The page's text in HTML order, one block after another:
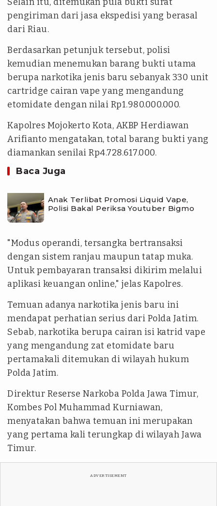
pengiriman dari jasa ekspedisi yang berasal
dari Riau.
Berdasarkan petunjuk tersebut, polisi
kemudian menemukan barang bukti utama
berupa narkotika jenis baru sebanyak 330 unit
cartridge cairan vape yang mengandung
etomidate dengan nilai Rp1.980.000.000.
Kapolres Mojokerto Kota, AKBP Herdiawan
Arifianto mengatakan, total barang bukti yang
diamankan senilai Rp4.728.617.000.
Baca Juga
Anak Terlibat Promosi Liquid Vape,
Polisi Bakal Periksa Youtuber Bigmo
"Modus operandi, tersangka bertransaksi
dengan sistem ranjau maupun tatap muka.
Untuk pembayaran transaksi dikirim melalui
aplikasi keuangan online," jelas Kapolres.
Temuan adanya narkotika jenis baru ini
mendapat perhatian serius dari Polda Jatim.
Sebab, narkotika berupa cairan isi katrid vape
yang mengandung zat etomidate baru
pertamakali ditemukan di wilayah hukum
Polda Jatim.
Direktur Reserse Narkoba Polda Jawa Timur,
Kombes Pol Muhammad Kurniawan,
menyatakan bahwa temuan ini merupakan
yang pertama kali terungkap di wilayah Jawa
Timur.
ADVERTISEMENT